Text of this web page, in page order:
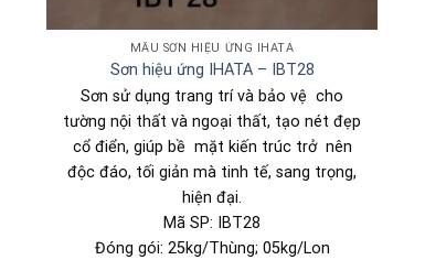
MẪU SƠN HIỆU ỨNG IHATA
Sơn hiệu ứng IHATA – IBT28
Sơn sử dụng trang trí và bảo vệ cho
tường nội thất và ngoại thất, tạo nét đẹp
cổ điển, giúp bề mặt kiến trúc trở nên
độc đáo, tối giản mà tinh tế, sang trọng,
hiện đại.
Mã SP: IBT28
Đóng gói: 25kg/Thùng; 05kg/Lon